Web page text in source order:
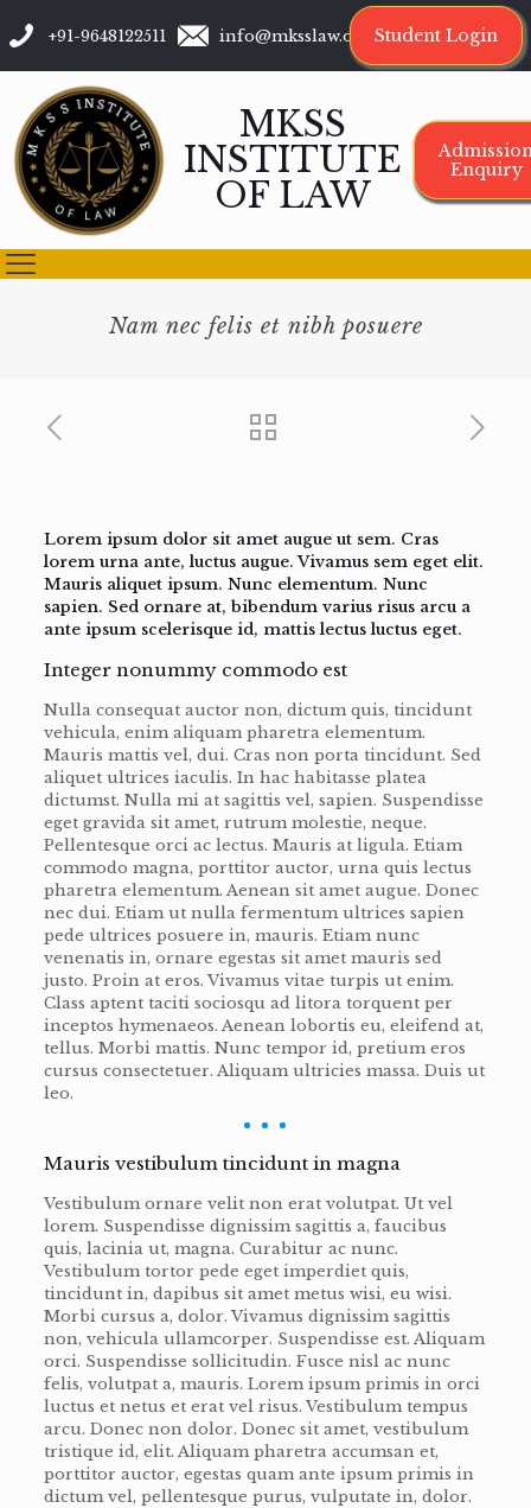
+91-9648122511 info@mksslaw.org Student Login
MKSS
INSTITUTE
OF LAW
Enquiry
Nam nec felis et nibh posuere
Lorem ipsum dolor sit amet augue ut sem. Cras
lorem urna ante, luctus augue. Vivamus sem eget elit.
Mauris aliquet ipsum. Nunc elementum. Nunc
sapien. Sed ornare at, bibendum varius risus arcu a
ante ipsum scelerisque id, mattis lectus luctus eget.
Integer nonummy commodo est
Nulla consequat auctor non, dictum quis, tincidunt
vehicula, enim aliquam pharetra elementum.
Mauris mattis vel, dui. Cras non porta tincidunt. Sed
aliquet ultrices iaculis. In hac habitasse platea
dictumst. Nulla mi at sagittis vel, sapien. Suspendisse
eget gravida sit amet, rutrum molestie, neque.
Pellentesque orci ac lectus. Mauris at ligula. Etiam
commodo magna, porttitor auctor, urna quis lectus
pharetra elementum. Aenean sit amet augue. Donec
nec dui. Etiam ut nulla fermentum ultrices sapien
pede ultrices posuere in, mauris. Etiam nunc
venenatis in, ornare egestas sit amet mauris sed
justo. Proin at eros. Vivamus vitae turpis ut enim.
Class aptent taciti sociosqu ad litora torquent per
inceptos hymenaeos. Aenean lobortis eu, eleifend at,
tellus. Morbi mattis. Nunc tempor id, pretium eros
cursus consectetuer. Aliquam ultricies massa. Duis ut
leo.
Mauris vestibulum tincidunt in magna
Vestibulum ornare velit non erat volutpat. Ut vel
lorem. Suspendisse dignissim sagittis a, faucibus
quis, lacinia ut, magna. Curabitur ac nunc.
Vestibulum tortor pede eget imperdiet quis,
tincidunt in, dapibus sit amet metus wisi, eu wisi.
Morbi cursus a, dolor. Vivamus dignissim sagittis
non, vehicula ullamcorper. Suspendisse est. Aliquam
orci. Suspendisse sollicitudin. Fusce nisl ac nunc
felis, volutpat a, mauris. Lorem ipsum primis in orci
luctus et netus et erat vel risus. Vestibulum tempus
arcu. Donec non dolor. Donec sit amet, vestibulum
tristique id, elit. Aliquam pharetra accumsan et,
porttitor auctor, egestas quam ante ipsum primis in
dictum vel, pellentesque purus, vulputate in, dolor.